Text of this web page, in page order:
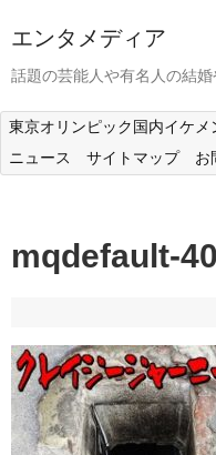
エンタメディア
話題の芸能人や有名人の結
東京オリンピック国内イケメ
ニュース
サイトマップ お
mqdefault-40